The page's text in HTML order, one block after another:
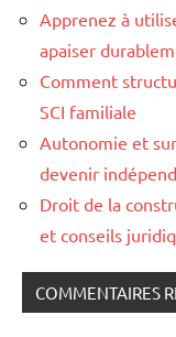
Apprenez à
apaiser
Comment
SCI familiale
Autonomie et
devenir
Droit de la
et conseils
COMMENTAIRES